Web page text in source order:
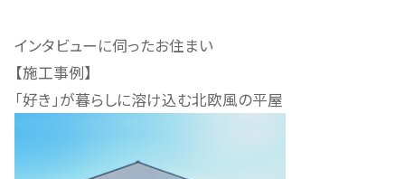
インタビューに伺ったお住まい
【施工事例】
「好き」が暮らしに溶け込む北欧風の平屋